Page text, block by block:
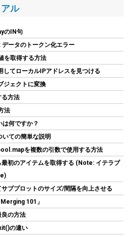
ット 650W 80PLUS BRONZE認証
Digital ウエスタンデジタル WD
ル
のIN句
ータのトークン化エラー
を取得する方法
てローカルIPアドレスを見つける
ジェクトに変換
る方法
法
何ですか？
ての簡単な説明
を複数の引数で使用する方法
初のアイテムを取得する (Note: イテラブ
ブプロットのサイズ/間隔を向上させる
101」
の方法
の違い